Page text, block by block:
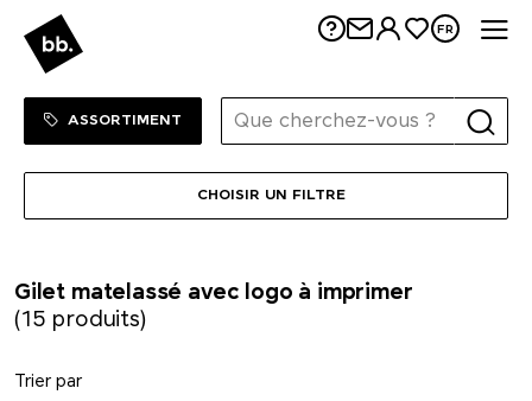
FR
SHOP
ASSORTIMENT
Gilet matelassé avec logo à imprimer
(15 produits)
CHOISIR UN FILTRE
Trier par